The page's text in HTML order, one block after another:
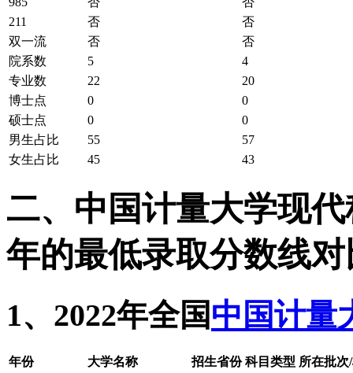
211
否
否
双一流
否
否
院系数
5
4
专业数
22
20
博士点
0
0
硕士点
0
0
男生占比
55
57
女生占比
45 43
二、中国计量大学现
年的最低录取分数线对
1、2022年全国中国计量
年份 大学名称 招生省份 科目类型 所在批次